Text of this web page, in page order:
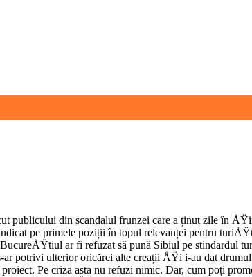
publicului din scandalul frunzei care a ținut zile în
pe primele poziții în topul relevanței pentru
ar fi refuzat să pună Sibiul pe stindardul
potrivi ulterior oricărei alte creații ÅŸi i-au dat
Pe criza asta nu refuzi nimic. Dar, cum poți